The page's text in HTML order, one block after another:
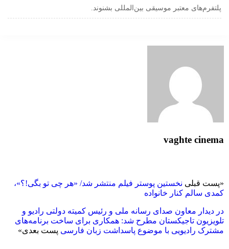
پلتفرم‌های معتبر موسیقی بین‌المللی بشنوند.
vaghte cinema
«پست قبلی نخستین پوستر فیلم منتشر شد/ «هر چی تو بگی!؟»،
کمدی سالم کنار خانواده
در دیدار معاون صدای رسانه ملی و رئیس کمیته دولتی رادیو و
تلویزیون تاجیکستان مطرح شد: همکاری برای ساخت برنامه‌های
مشترک رادیویی با موضوع پاسداشت زبان فارسی پست بعدی»